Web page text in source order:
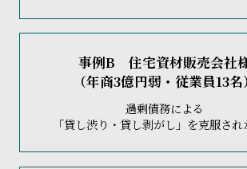
優良企業なのですが、業界の低迷を
少が続き創業初の赤字転落が予測さ
関与が開始しました。
優良企業にありがちですが、業界の
いるにも関わらず、恵まれた待遇に
事例B 住宅資材販売会社
（年商3億円弱・従業員13名）
過剰債務による
「貸し渋り・貸し剥がし」を克服さ